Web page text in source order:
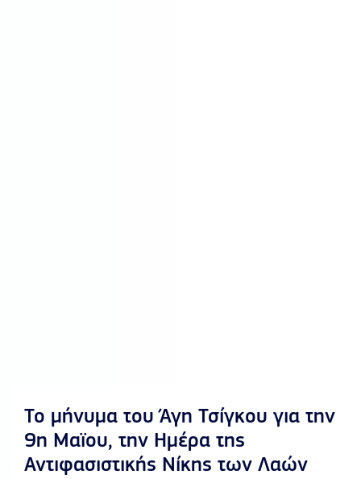
Το μήνυμα του Άγη Τσίγκου για την
9η Μαϊου, την Ημέρα της
Αντιφασιστικής Νίκης των Λαών